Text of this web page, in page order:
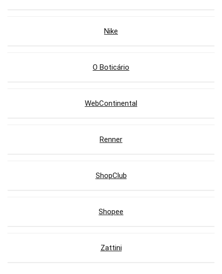
Nike
O Boticário
WebContinental
Renner
ShopClub
Shopee
Zattini